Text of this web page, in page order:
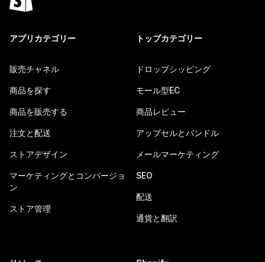
アプリカテゴリー
販売チャネル
商品を探す
商品を販売する
注文と配送
ストアデザイン
マーケティングとコンバージョ
ン
ストア管理
トップカテゴリー
ドロップシッピング
モール型EC
商品レビュー
アップセルとバンドル
メールマーケティング
SEO
配送
通貨と翻訳